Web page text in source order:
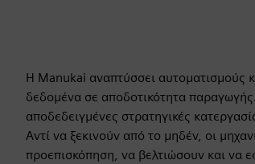
Η Manukai αναπτύσσει αυτοματισμούς
δεδομένα σε αποδοτικότητα
αποδεδειγμένες στρατηγικές
Αντί να ξεκινούν από το μηδέν, οι
προεπισκόπηση, να βελτιώσουν και να